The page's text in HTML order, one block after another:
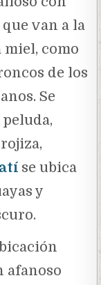
van a la
miel, como
de los
Se
se ubica
y
afanoso